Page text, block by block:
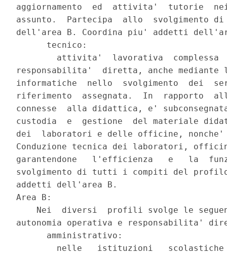
aggiornamento  ed  attivita'  tutorie
assunto.  Partecipa  allo
dell'area B. Coordina piu' addetti
      tecnico:
attivita'  lavorativa  complessa
responsabilita'  diretta, anche
informatiche  nello  svolgimento  dei
riferimento  assegnata.  In  rapporto
connesse  alla didattica, e'
custodia  e  gestione  del materiale
dei  laboratori e delle officine,
Conduzione tecnica dei laboratori,
garantendone   l'efficienza   e   la
svolgimento di tutti i compiti del
addetti dell'area B.
Area B:
Nei  diversi  profili svolge le
autonomia operativa e responsabilita'
      amministrativo:
nelle   istituzioni